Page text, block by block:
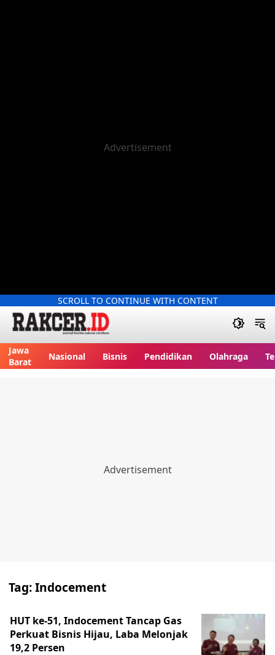
SCROLL TO CONTINUE WITH CONTENT
Jawa
Barat
Nasional Bisnis Pendidikan Olahraga
Tag:Indocement
HUT ke-51, Indocement Tancap Gas
Perkuat Bisnis Hijau, Laba Melonjak
19,2 Persen